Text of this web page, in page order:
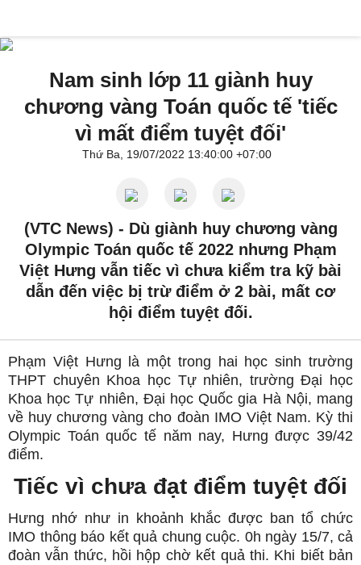
Nam sinh lớp 11 giành huy
chương vàng Toán quốc tế 'tiếc
vì mất điểm tuyệt đối'
Thứ Ba, 19/07/2022 13:40:00 +07:00
(VTC News) - Dù giành huy chương vàng
Olympic Toán quốc tế 2022 nhưng Phạm
Việt Hưng vẫn tiếc vì chưa kiểm tra kỹ bài
dẫn đến việc bị trừ điểm ở 2 bài, mất cơ
hội điểm tuyệt đối.
Phạm Việt Hưng là một trong hai học sinh trường
THPT chuyên Khoa học Tự nhiên, trường Đại học
Khoa học Tự nhiên, Đại học Quốc gia Hà Nội, mang
về huy chương vàng cho đoàn IMO Việt Nam. Kỳ thi
Olympic Toán quốc tế năm nay, Hưng được 39/42
điểm.
Tiếc vì chưa đạt điểm tuyệt đối
Hưng nhớ như in khoảnh khắc được ban tổ chức
IMO thông báo kết quả chung cuộc. 0h ngày 15/7, cả
đoàn vẫn thức, hồi hộp chờ kết quả thi. Khi biết bản